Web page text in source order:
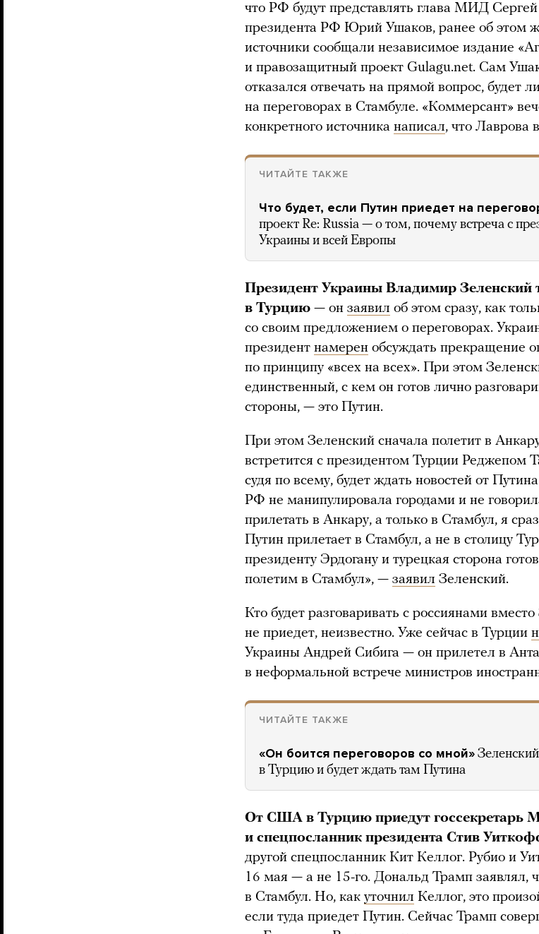
что РФ будут представлять глава МИД
президента РФ Юрий Ушаков, ранее об этом
источники сообщали независимое издание
и правозащитный проект Gulagu.net. Сам
отказался отвечать на прямой вопрос, будет
на переговорах в Стамбуле. «Коммерсант»
конкретного источника написал, что Лаврова
ЧИТАЙТЕ ТАКЖЕ
Что будет, если Путин приедет на
проект Re: Russia — о том, почему встреча с
Украины и всей Европы
Президент Украины Владимир Зеленский
в Турцию — он заявил об этом сразу, как
со своим предложением о переговорах.
президент намерен обсуждать прекращение
по принципу «всех на всех». При этом
единственный, с кем он готов лично
стороны, — это Путин.
При этом Зеленский сначала полетит в
встретится с президентом Турции Реджепом
судя по всему, будет ждать новостей от
РФ не манипулировала городами и не
прилетать в Анкару, а только в Стамбул, я
Путин прилетает в Стамбул, а не в столицу
президенту Эрдогану и турецкая сторона
полетим в Стамбул», — заявил Зеленский.
Кто будет разговаривать с россиянами
не приедет, неизвестно. Уже сейчас в Турции
Украины Андрей Сибига — он прилетел в
в неформальной встрече министров
ЧИТАЙТЕ ТАКЖЕ
«Он боится переговоров со мной»
в Турцию и будет ждать там Путина
От США в Турцию приедут госсекретарь
и спецпосланник президента Стив
другой спецпосланник Кит Келлог. Рубио и
16 мая — а не 15-го. Дональд Трамп заявлял,
в Стамбул. Но, как уточнил Келлог, это
если туда приедет Путин. Сейчас Трамп